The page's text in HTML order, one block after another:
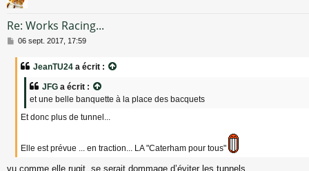
Re: Works Racing...
M
06 sept. 2017, 17:59
JeanTU24 a écrit :
JFG a écrit :
et une belle banquette à la place des bacquets
Et donc plus de tunnel...
Elle est prévue ... en traction... LA "Caterham pour tous"
vu comme elle rugit, se serait dommage d’éviter les tunnels...